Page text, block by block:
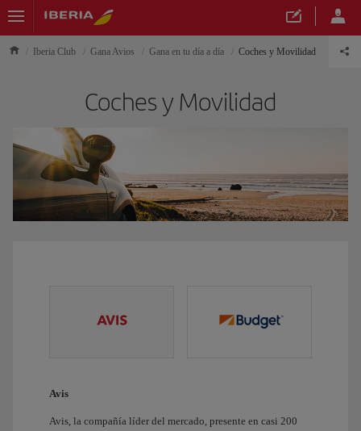
Iberia Club Gana Avios Gana en tu día a día Coches y Movilidad
Coches y Movilidad
Avis
Avis, la compañía líder del mercado, presente en casi 200